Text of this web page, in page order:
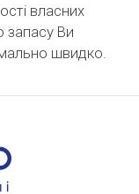
власних
запасу Ви
швидко.